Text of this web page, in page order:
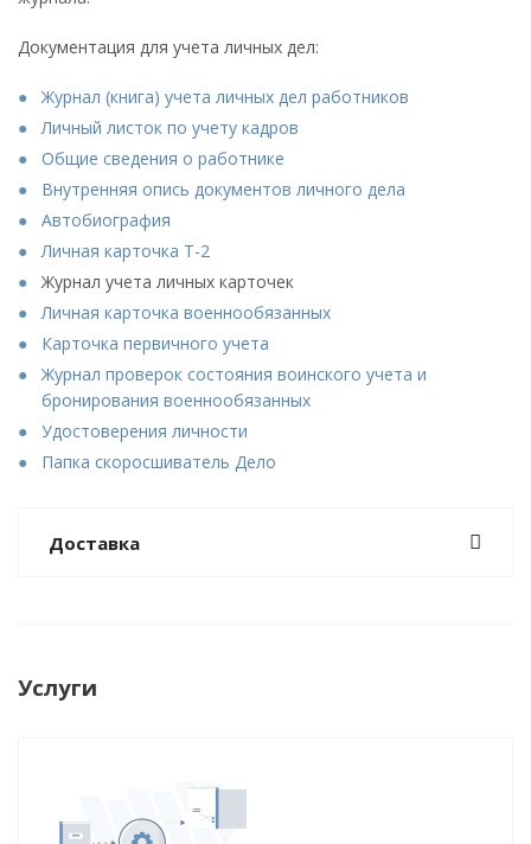
Документация для учета личных дел:
Журнал (книга) учета личных дел работников
Личный листок по учету кадров
Общие сведения о работнике
Внутренняя опись документов личного дела
Автобиография
Личная карточка Т-2
Журнал учета личных карточек
Личная карточка военнообязанных
Карточка первичного учета
Журнал проверок состояния воинского учета и
бронирования военнообязанных
Удостоверения личности
Папка скоросшиватель Дело
Доставка
Услуги